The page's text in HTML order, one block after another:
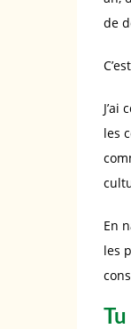
de
les
En
les